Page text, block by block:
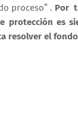
proceso” . Por
protección es
resolver el